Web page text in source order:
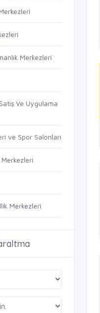
Merkezleri
Ve Uygulama
ve Spor Salonları
Merkezleri